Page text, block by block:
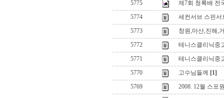
5775
제7회 청록배 전
5774
세컨서브 스핀서
5773
창원,마산,진해,
5772
테니스클리닉중
5771
테니스클리닉중
5770
고수님들께
[1]
5769
2008. 12월 스포